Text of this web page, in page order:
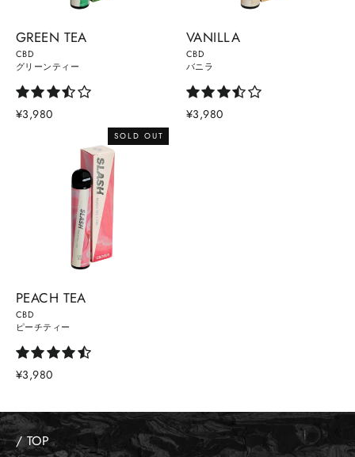
GREEN TEA
CBD
グリーンティー
¥3,980
VANILLA
CBD
バニラ
¥3,980
SOLD OUT
PEACH TEA
CBD
ピーチティー
¥3,980
/ TOP